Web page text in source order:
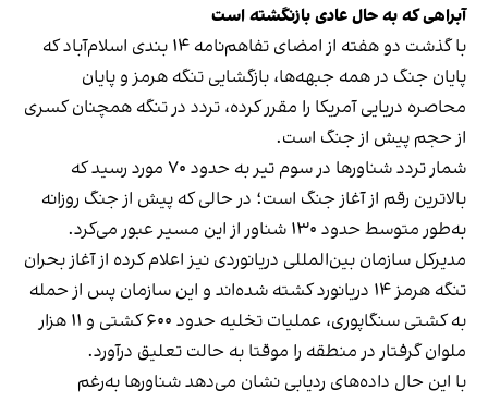
آبراهی که به حال عادی بازنگشته است
با گذشت دو هفته از امضای تفاهم‌نامه ۱۴ بندی اسلام‌آباد که
پایان جنگ در همه جبهه‌ها، بازگشایی تنگه هرمز و پایان
محاصره دریایی آمریکا را مقرر کرده، تردد در تنگه همچنان کسری
از حجم پیش از جنگ است.
شمار تردد شناورها در سوم تیر به حدود ۷۰ مورد رسید که
بالاترین رقم از آغاز جنگ است؛ در حالی که پیش از جنگ روزانه
به‌طور متوسط حدود ۱۳۰ شناور از این مسیر عبور می‌کرد.
مدیرکل سازمان بین‌المللی دریانوردی نیز اعلام کرده از آغاز بحران
تنگه هرمز ۱۴ دریانورد کشته شده‌اند و این سازمان پس از حمله
به کشتی سنگاپوری، عملیات تخلیه حدود ۶۰۰ کشتی و ۱۱ هزار
ملوان گرفتار در منطقه را موقتا به حالت تعلیق درآورد.
با این حال داده‌های ردیابی نشان می‌دهد شناورها به‌رغم